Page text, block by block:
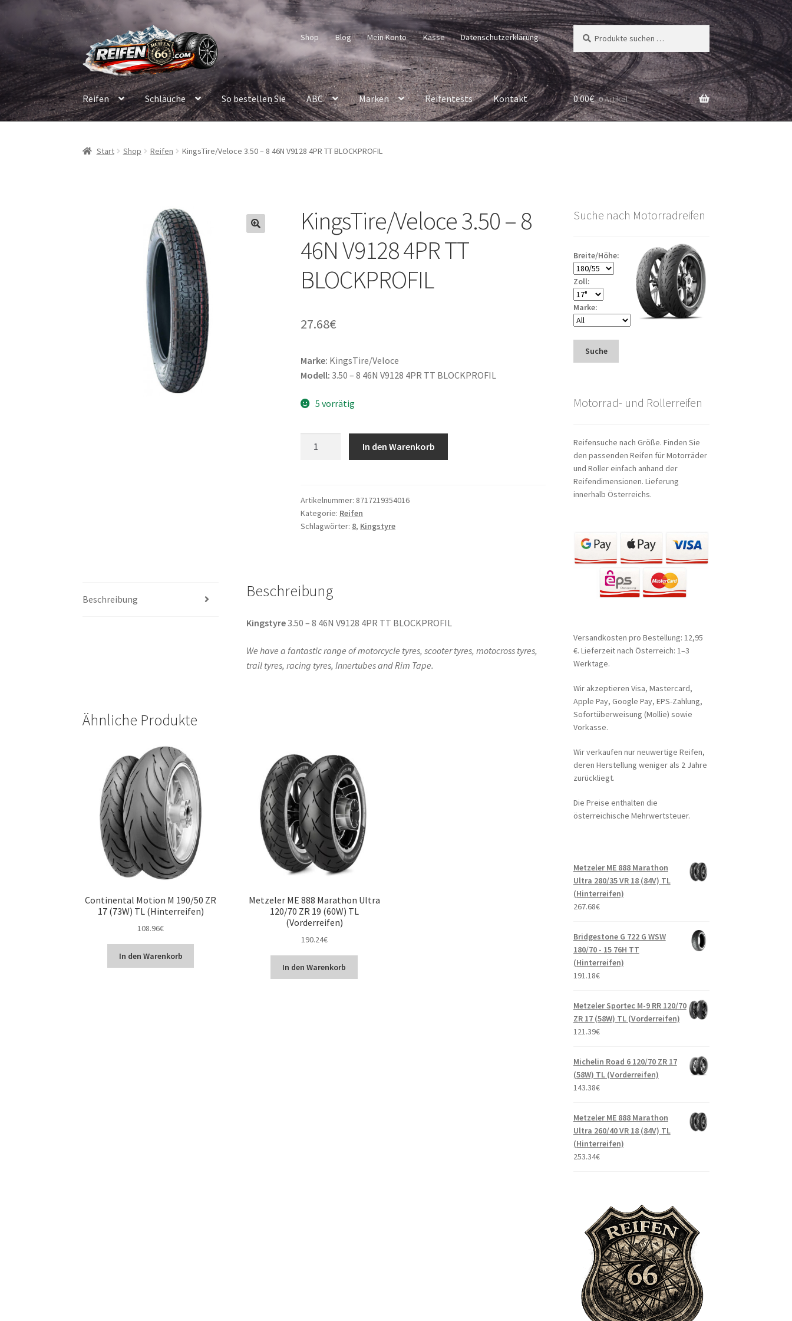
Navigation
springen
Inhalt
springen
Shop Blog Mein Konto Kasse Datenschutzerklärung
Suchen
nach:
Suchen
Reifen Schläuche So bestellen Sie ABC Marken Reifentests Kontakt 0.00€ 0 Artikel
Start Shop Reifen KingsTire/Veloce 3.50 – 8 46N V9128 4PR TT BLOCKPROFIL
KingsTire/Veloce 3.50 – 8
46N V9128 4PR TT
BLOCKPROFIL
27.68€
Marke: KingsTire/Veloce
Modell: 3.50 – 8 46N V9128 4PR TT BLOCKPROFIL
5 vorrätig
46N
V9128
4PR
In den Warenkorb
Artikelnummer: 8717219354016
Kategorie: Reifen
Schlagwörter: 8, Kingstyre
Beschreibung Beschreibung
Kingstyre3.50 – 8 46N V9128 4PR TT BLOCKPROFIL
We have a fantastic range of motorcycle tyres, scooter tyres, motocross tyres,
trail tyres, racing tyres, Innertubes and Rim Tape.
Ähnliche Produkte
Continental Motion M 190/50 ZR
17 (73W) TL (Hinterreifen)
108.96€
In den Warenkorb
Metzeler ME 888 Marathon Ultra
120/70 ZR 19 (60W) TL
(Vorderreifen)
190.24€
In den Warenkorb
Suche nach Motorradreifen
Breite/Höhe:
Zoll:
Marke:
Suche
Motorrad- und Rollerreifen
Reifensuche nach Größe. Finden Sie
den passenden Reifen für Motorräder
und Roller einfach anhand der
Reifendimensionen. Lieferung
innerhalb Österreichs.
Versandkosten pro Bestellung: 12,95
€. Lieferzeit nach Österreich: 1–3
Werktage.
Wir akzeptieren Visa, Mastercard,
Apple Pay, Google Pay, EPS-Zahlung,
Sofortüberweisung (Mollie) sowie
Vorkasse.
Wir verkaufen nur neuwertige Reifen,
deren Herstellung weniger als 2 Jahre
zurückliegt.
Die Preise enthalten die
österreichische Mehrwertsteuer.
Metzeler ME 888 Marathon
Ultra 280/35 VR 18 (84V) TL
(Hinterreifen)
267.68€
Bridgestone G 722 G WSW
180/70 - 15 76H TT
(Hinterreifen)
191.18€
Metzeler Sportec M-9 RR 120/70
ZR 17 (58W) TL (Vorderreifen)
121.39€
Michelin Road 6 120/70 ZR 17
(58W) TL (Vorderreifen)
143.38€
Metzeler ME 888 Marathon
Ultra 260/40 VR 18 (84V) TL
(Hinterreifen)
253.34€